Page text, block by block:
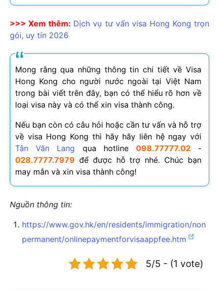
>>> Xem thêm: Dịch vụ tư vấn visa Hong Kong trọn
gói, uy tín 2026
Mong rằng qua những thông tin chi tiết về Visa
Hong Kong cho người nước ngoài tại Việt Nam
trong bài viết trên đây, bạn có thể hiểu rõ hơn về
loại visa này và có thể xin visa thành công.
Nếu bạn còn có câu hỏi hoặc cần tư vấn và hỗ trợ
về visa Hong Kong thì hãy hãy liên hệ ngay với
Tân Văn Lang qua hotline 098.77777.02-
028.7777.7979 để được hỗ trợ nhé. Chúc bạn
may mắn và xin visa thành công!
Nguồn thông tin:
https://www.gov.hk/en/residents/immigration/non
permanent/onlinepaymentforvisaappfee.htm
5/5 - (1 vote)